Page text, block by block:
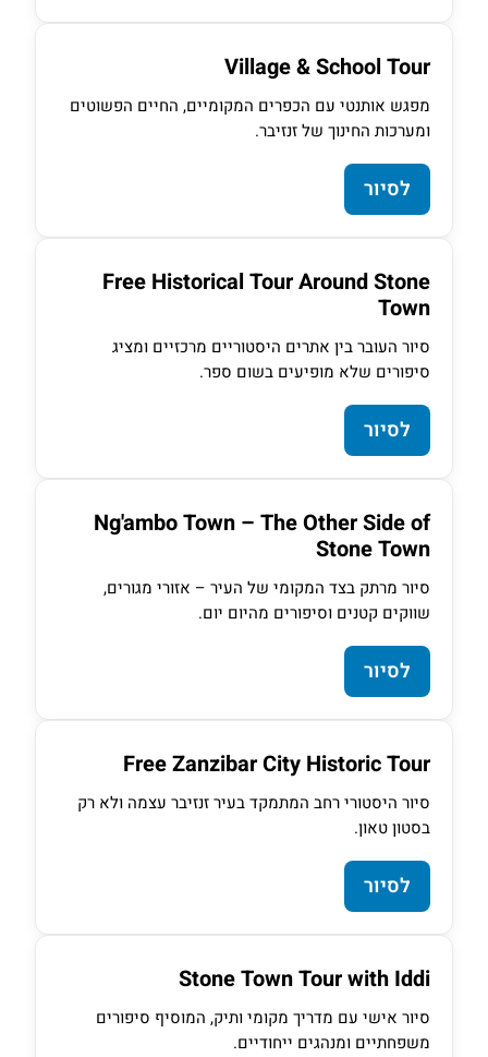
Village & School Tour
מפגש אותנטי עם הכפרים המקומיים, החיים הפשוטים
ומערכות החינוך של זנזיבר.
לסיור
Free Historical Tour Around Stone
Town
סיור העובר בין אתרים היסטוריים מרכזיים ומציג
סיפורים שלא מופיעים בשום ספר.
לסיור
Ng'ambo Town – The Other Side of
Stone Town
סיור מרתק בצד המקומי של העיר – אזורי מגורים,
שווקים קטנים וסיפורים מהיום יום.
לסיור
Free Zanzibar City Historic Tour
סיור היסטורי רחב המתמקד בעיר זנזיבר עצמה ולא רק
בסטון טאון.
לסיור
Stone Town Tour with Iddi
סיור אישי עם מדריך מקומי ותיק, המוסיף סיפורים
משפחתיים ומנהגים ייחודיים.